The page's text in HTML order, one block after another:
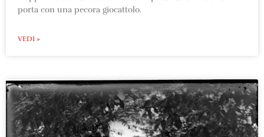
porta con una pecora giocattolo.
VEDI »